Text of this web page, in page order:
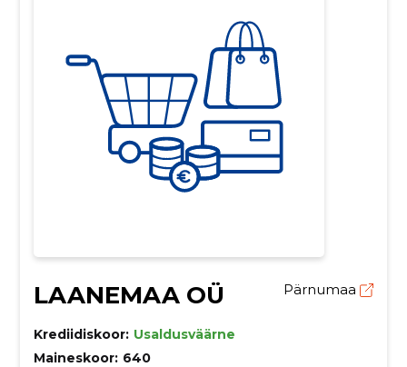
LAANEMAA OÜ Pärnumaa
Krediidiskoor: Usaldusväärne
Maineskoor: 640